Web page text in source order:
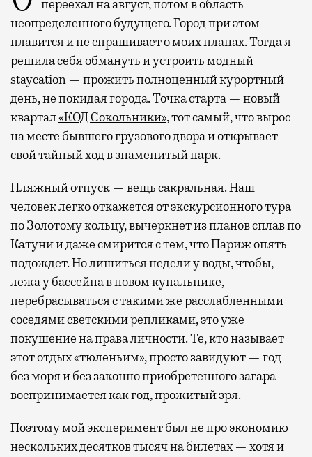
переехал на август, потом в область
неопределенного будущего. Город при этом
плавится и не спрашивает о моих планах. Тогда я
решила себя обмануть и устроить модный
staycation — прожить полноценный курортный
день, не покидая города. Точка старта — новый
квартал«КОД Сокольники», тот самый, что вырос
на месте бывшего грузового двора и открывает
свой тайный ход в знаменитый парк.
Пляжный отпуск — вещь сакральная. Наш
человек легко откажется от экскурсионного тура
по Золотому кольцу, вычеркнет из планов сплав по
Катуни и даже смирится с тем, что Париж опять
подождет. Но лишиться недели у воды, чтобы,
лежа у бассейна в новом купальнике,
перебрасываться с такими же расслабленными
соседями светскими репликами, это уже
покушение на права личности. Те, кто называет
этот отдых «тюленьим», просто завидуют — год
без моря и без законно приобретенного загара
воспринимается как год, прожитый зря.
Поэтому мой эксперимент был не про экономию
нескольких десятков тысяч на билетах — хотя и